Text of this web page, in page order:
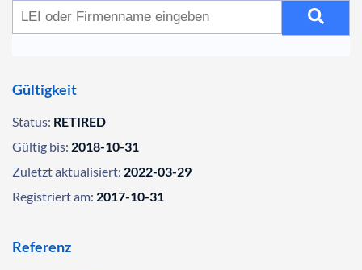
Gültigkeit
Status: RETIRED
Gültig bis: 2018-10-31
Zuletzt aktualisiert: 2022-03-29
Registriert am: 2017-10-31
Referenz